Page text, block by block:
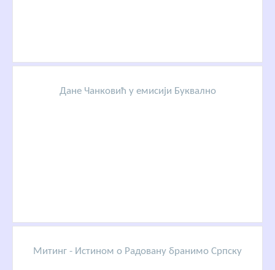
Дане Чанковић у емисији Буквално
Митинг - Истином о Радовану бранимо Српску